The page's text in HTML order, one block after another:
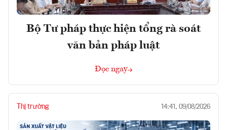
Bộ Tư pháp thực hiện tổng rà soát
văn bản pháp luật
Đọc ngay
Thị trường 14:41, 09/08/2026